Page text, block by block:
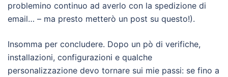
problemino continuo ad averlo con la spedizione di
email… – ma presto metterò un post su questo!).
Insomma per concludere. Dopo un pò di verifiche,
installazioni, configurazioni e qualche
personalizzazione devo tornare sui mie passi: se fino a